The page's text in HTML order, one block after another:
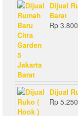
Dijual
Barat
Rp
Dijual
Rp